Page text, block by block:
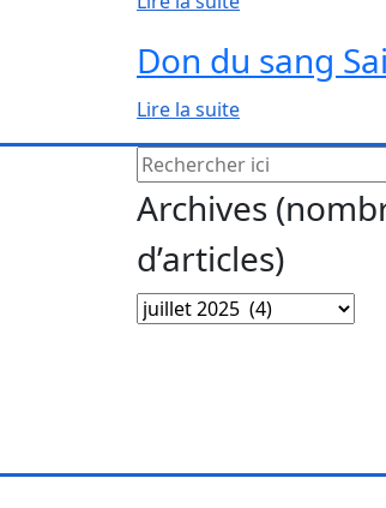
Don du sang
Lire la suite
Archives
d’articles)
Archives